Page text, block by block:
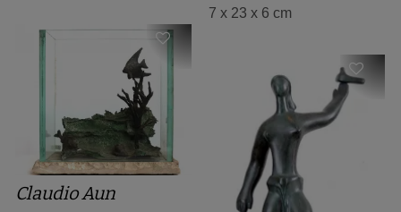
7 x 23 x 6 cm
Claudio Aun